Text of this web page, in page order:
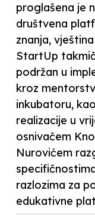
proglašena je
društvena
znanja,
StartUp
podržan u
kroz
inkubatoru,
realizacije u
osnivačem
Nurovićem
razlozima za
edukativne